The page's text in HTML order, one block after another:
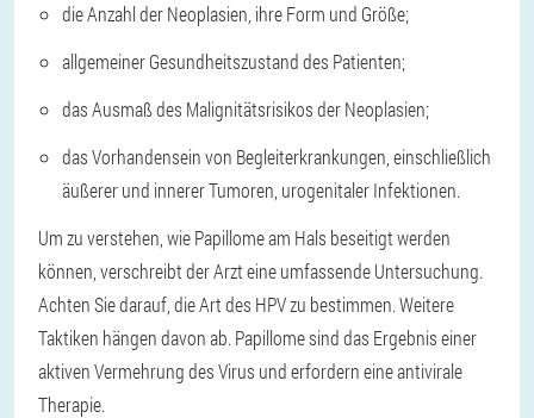
die Anzahl der Neoplasien, ihre Form und Größe;
allgemeiner Gesundheitszustand des Patienten;
das Ausmaß des Malignitätsrisikos der Neoplasien;
das Vorhandensein von Begleiterkrankungen, einschließlich
äußerer und innerer Tumoren, urogenitaler Infektionen.
Um zu verstehen, wie Papillome am Hals beseitigt werden
können, verschreibt der Arzt eine umfassende Untersuchung.
Achten Sie darauf, die Art des HPV zu bestimmen. Weitere
Taktiken hängen davon ab. Papillome sind das Ergebnis einer
aktiven Vermehrung des Virus und erfordern eine antivirale
Therapie.